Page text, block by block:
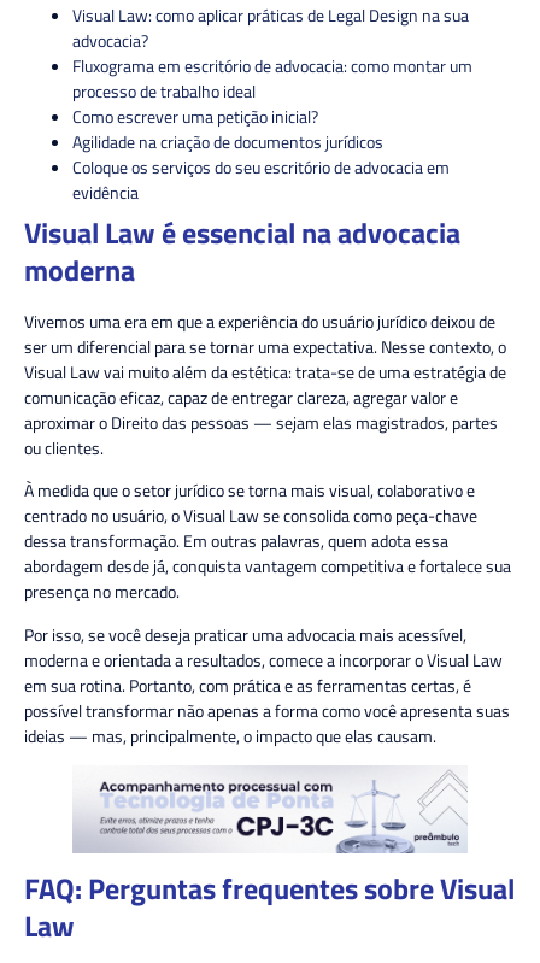
Visual Law: como aplicar práticas de Legal Design na sua
advocacia?
Fluxograma em escritório de advocacia: como montar um
processo de trabalho ideal
Como escrever uma petição inicial?
Agilidade na criação de documentos jurídicos
Coloque os serviços do seu escritório de advocacia em
evidência
Visual Law é essencial na advocacia
moderna
Vivemos uma era em que a experiência do usuário jurídico deixou de
ser um diferencial para se tornar uma expectativa. Nesse contexto, o
Visual Law vai muito além da estética: trata-se de uma estratégia de
comunicação eficaz, capaz de entregar clareza, agregar valor e
aproximar o Direito das pessoas — sejam elas magistrados, partes
ou clientes.
À medida que o setor jurídico se torna mais visual, colaborativo e
centrado no usuário, o Visual Law se consolida como peça-chave
dessa transformação. Em outras palavras, quem adota essa
abordagem desde já, conquista vantagem competitiva e fortalece sua
presença no mercado.
Por isso, se você deseja praticar uma advocacia mais acessível,
moderna e orientada a resultados, comece a incorporar o Visual Law
em sua rotina. Portanto, com prática e as ferramentas certas, é
possível transformar não apenas a forma como você apresenta suas
ideias — mas, principalmente, o impacto que elas causam.
FAQ: Perguntas frequentes sobre Visual
Law